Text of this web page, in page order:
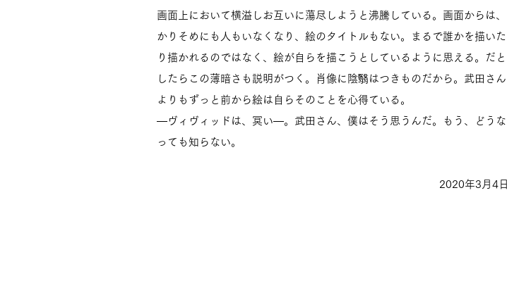
画面上において横溢しお互いに蕩尽しようと沸騰している。画面からは、
かりそめにも人もいなくなり、絵のタイトルもない。まるで誰かを描いた
り描かれるのではなく、絵が自らを描こうとしているように思える。だと
したらこの薄暗さも説明がつく。肖像に陰翳はつきものだから。武田さん
よりもずっと前から絵は自らそのことを心得ている。
―ヴィヴィッドは、冥い―。武田さん、僕はそう思うんだ。もう、どうな
っても知らない。
2020年3月4日